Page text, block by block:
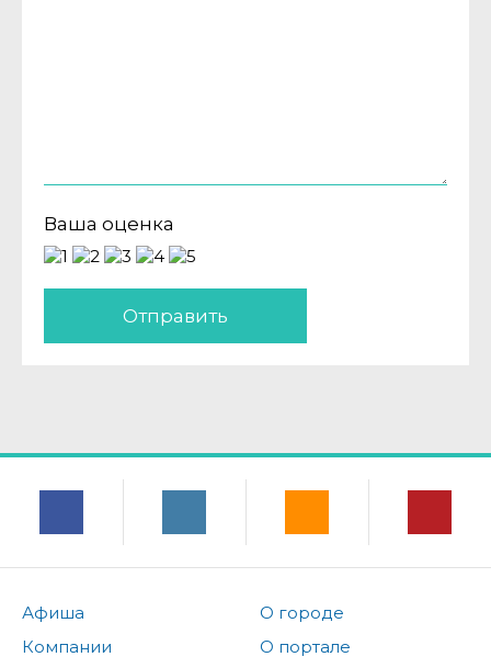
Ваша оценка
Отправить
Афиша
Компании
О городе
О портале